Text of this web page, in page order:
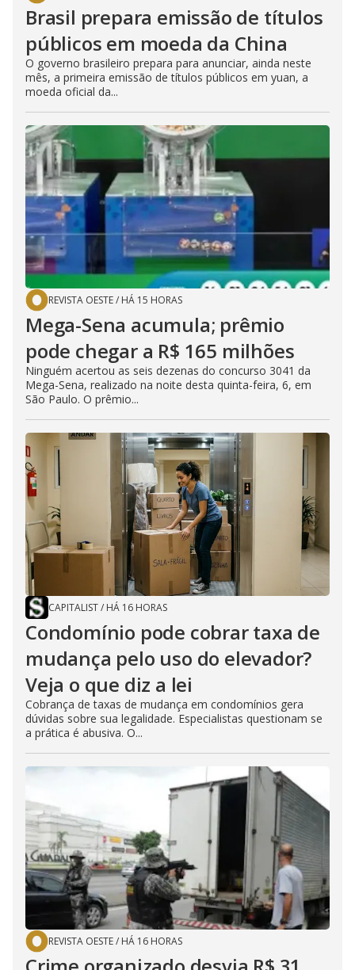
Brasil prepara emissão de títulos
públicos em moeda da China
O governo brasileiro prepara para anunciar, ainda neste
mês, a primeira emissão de títulos públicos em yuan, a
moeda oficial da...
REVISTA OESTE/ HÁ 15 HORAS
Mega-Sena acumula; prêmio
pode chegar a R$ 165 milhões
Ninguém acertou as seis dezenas do concurso 3041 da
Mega-Sena, realizado na noite desta quinta-feira, 6, em
São Paulo. O prêmio...
CAPITALIST/ HÁ 16 HORAS
Condomínio pode cobrar taxa de
mudança pelo uso do elevador?
Veja o que diz a lei
Cobrança de taxas de mudança em condomínios gera
dúvidas sobre sua legalidade. Especialistas questionam se
a prática é abusiva. O...
REVISTA OESTE/ HÁ 16 HORAS